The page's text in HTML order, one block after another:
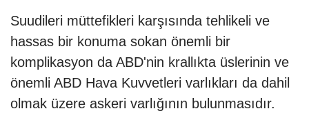
Suudileri müttefikleri karşısında tehlikeli ve
hassas bir konuma sokan önemli bir
komplikasyon da ABD'nin krallıkta üslerinin ve
önemli ABD Hava Kuvvetleri varlıkları da dahil
olmak üzere askeri varlığının bulunmasıdır.